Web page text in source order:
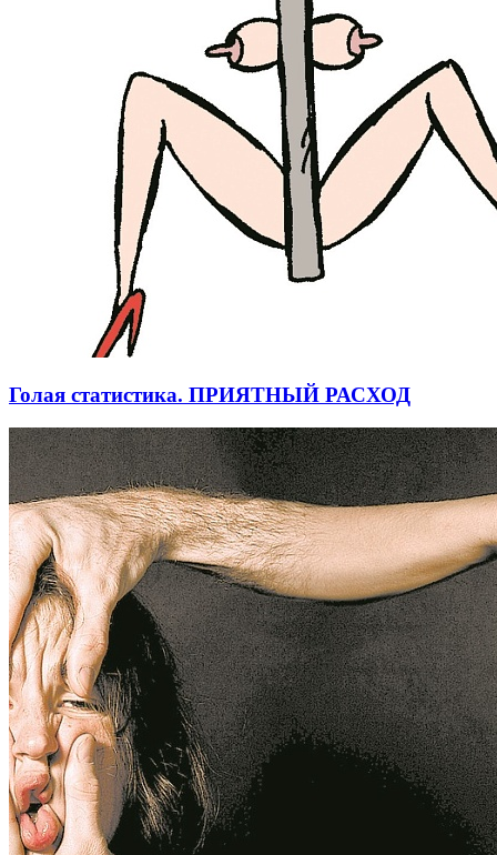
Голая статистика. ПРИЯТНЫЙ РАСХОД